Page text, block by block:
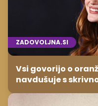
ZADOVOLJNA.SI
Vsi govorijo o
navdušuje s